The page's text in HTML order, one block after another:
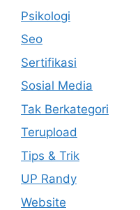
Psikologi
Seo
Sertifikasi
Sosial Media
Tak Berkategori
Terupload
Tips & Trik
UP Randy
Website